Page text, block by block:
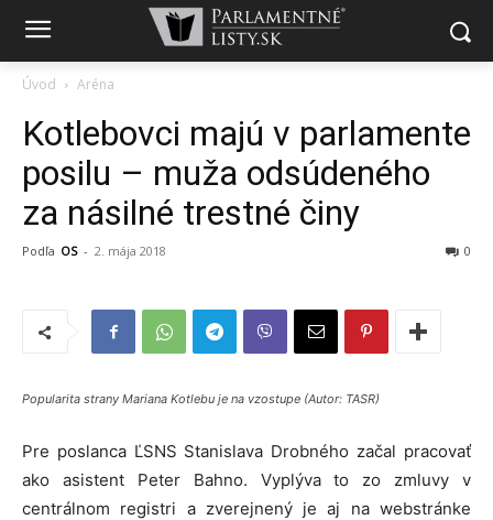
Úvod Aréna
Kotlebovci majú v parlamente
posilu – muža odsúdeného
za násilné trestné činy
Podľa OS - 2. mája 2018 0
Popularita strany Mariana Kotlebu je na vzostupe (Autor: TASR)
Pre poslanca ĽSNS Stanislava Drobného začal pracovať
ako asistent Peter Bahno. Vyplýva to zo zmluvy v
centrálnom registri a zverejnený je aj na webstránke